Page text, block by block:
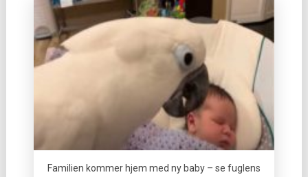
Familien kommer hjem med ny baby – se fuglens